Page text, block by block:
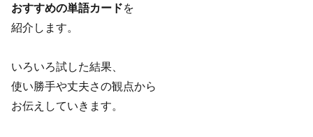
おすすめの単語カードを
紹介します。
いろいろ試した結果、
使い勝手や丈夫さの観点から
お伝えしていきます。